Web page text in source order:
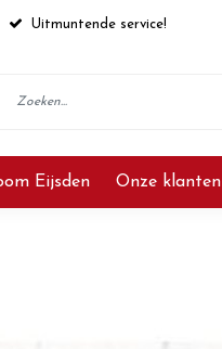
Uitmuntende service!
Eijsden Onze klanten